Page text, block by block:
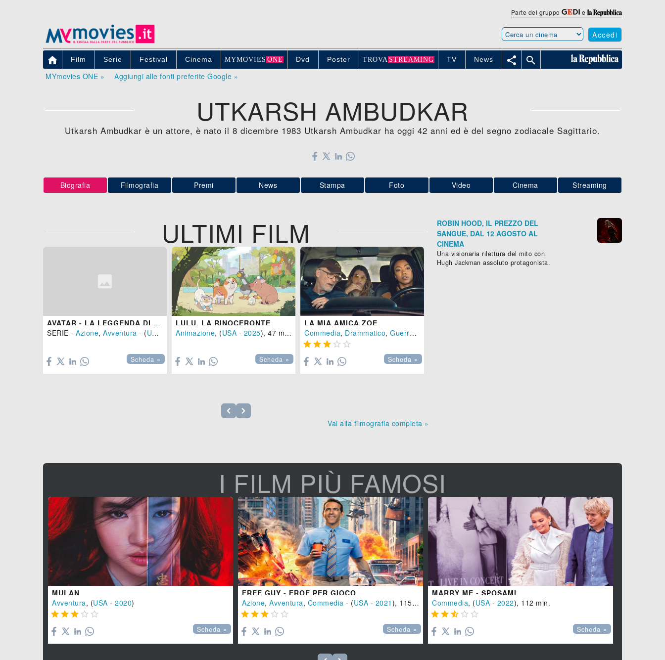
Parte del gruppo e
Accedi
 Film Serie Festival Cinema MYMOVIE S ONE Dvd Poster TROVA STREAMING TV News  
MYmovies ONE » Aggiungi alle fonti preferite Google »
UTKARSH AMBUDKAR
Utkarsh Ambudkar è un attore, è nato il 8 dicembre 1983 Utkarsh Ambudkar ha oggi 42 anni ed è del segno zodiacale Sagittario.
Biografia Filmografia Premi News Stampa Foto Video Cinema Streaming
ULTIMI FILM
AVATAR - LA LEGGENDA DI AANG - STAGIONE 2
SERIE - Azione, Avventura - (USA 2026)
Scheda »
LULU, LA RINOCERONTE
Animazione, (USA - 2025), 47 min.
Scheda »
LA MIA AMICA ZOE
Commedia, Drammatico, Guerra - (
    
Scheda »
Vai alla filmografia completa »
ROBIN HOOD, IL PREZZO DEL
SANGUE, DAL 12 AGOSTO AL
CINEMA
Una visionaria rilettura del mito con
Hugh Jackman assoluto protagonista.
I FILM PIÙ FAMOSI
MULAN
Avventura, (USA - 2020)
    
Scheda »
FREE GUY - EROE PER GIOCO
Azione, Avventura, Commedia - (USA - 2021 ), 115 min.
    
Scheda »
MARRY ME - SPOSAMI
Commedia, (USA - 2022), 112 min.
    
Scheda »